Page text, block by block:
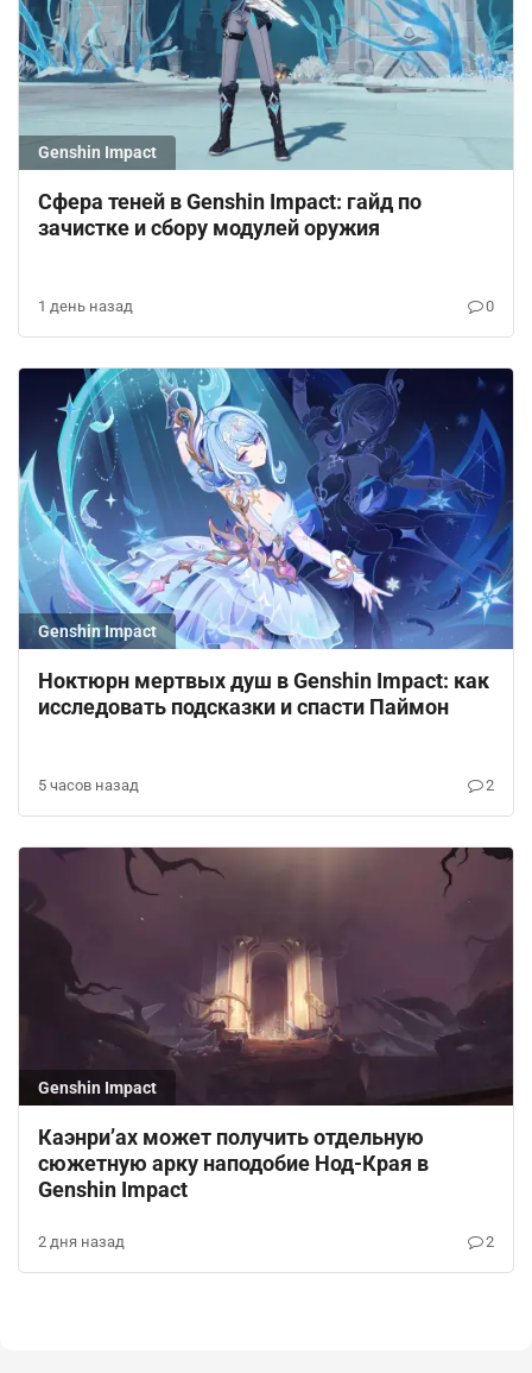
Genshin Impact
Сфера теней в Genshin Impact: гайд по
зачистке и сбору модулей оружия
1 день назад 0
Genshin Impact
Ноктюрн мертвых душ в Genshin Impact: как
исследовать подсказки и спасти Паймон
5 часов назад 2
Genshin Impact
Каэнри’ах может получить отдельную
сюжетную арку наподобие Нод-Края в
Genshin Impact
2 дня назад 2